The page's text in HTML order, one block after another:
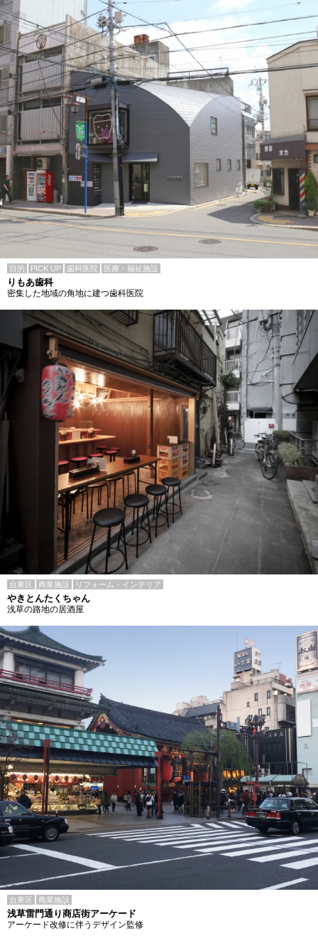
目的 PICK UP 歯科医院 医療・福祉施設
りもあ歯科
密集した地域の角地に建つ歯科医院
台東区 商業施設 リフォーム・インテリア
やきとんたくちゃん
浅草の路地の居酒屋
台東区 商業施設
浅草雷門通り商店街アーケード
アーケード改修に伴うデザイン監修